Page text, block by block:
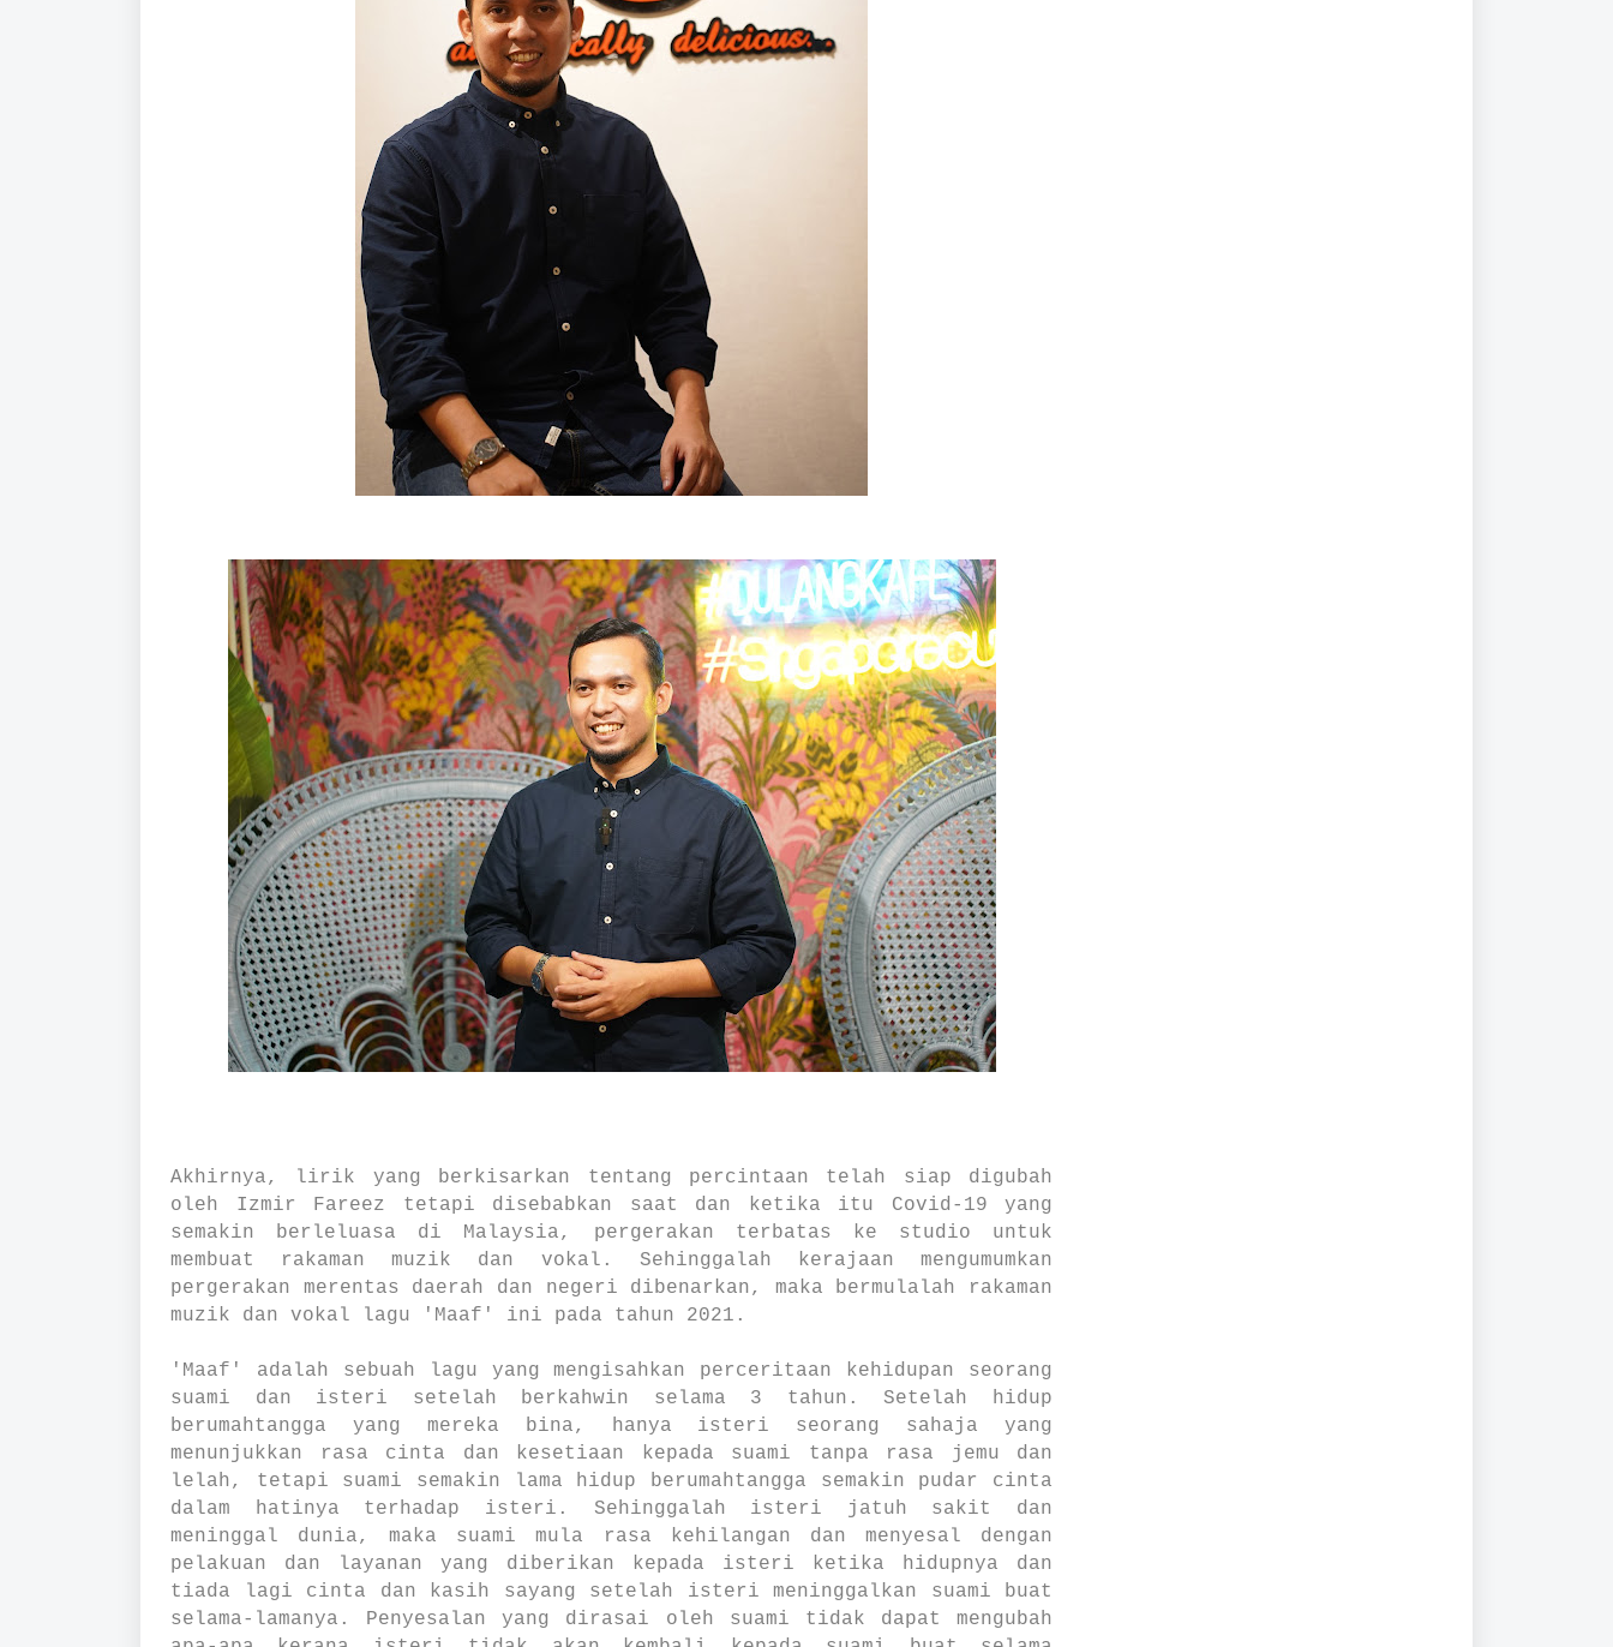
Akhirnya, lirik yang berkisarkan tentang percintaan telah siap digubah
oleh Izmir Fareez tetapi disebabkan saat dan ketika itu Covid-19 yang
semakin berleluasa di Malaysia, pergerakan terbatas ke studio untuk
membuat rakaman muzik dan vokal. Sehinggalah kerajaan mengumumkan
pergerakan merentas daerah dan negeri dibenarkan, maka bermulalah rakaman
muzik dan vokal lagu 'Maaf' ini pada tahun 2021.
'Maaf' adalah sebuah lagu yang mengisahkan perceritaan kehidupan seorang
suami dan isteri setelah berkahwin selama 3 tahun. Setelah hidup
berumahtangga yang mereka bina, hanya isteri seorang sahaja yang
menunjukkan rasa cinta dan kesetiaan kepada suami tanpa rasa jemu dan
lelah, tetapi suami semakin lama hidup berumahtangga semakin pudar cinta
dalam hatinya terhadap isteri. Sehinggalah isteri jatuh sakit dan
meninggal dunia, maka suami mula rasa kehilangan dan menyesal dengan
pelakuan dan layanan yang diberikan kepada isteri ketika hidupnya dan
tiada lagi cinta dan kasih sayang setelah isteri meninggalkan suami buat
selama-lamanya. Penyesalan yang dirasai oleh suami tidak dapat mengubah